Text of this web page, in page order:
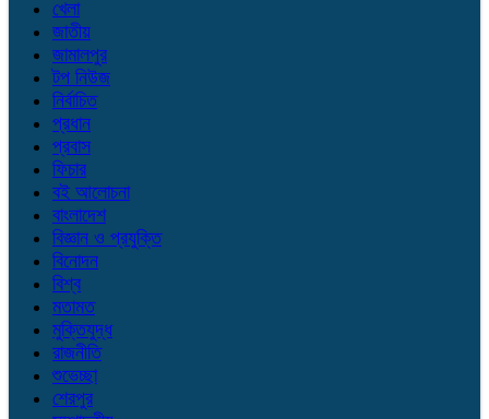
খেলা
জাতীয়
জামালপুর
টপ নিউজ
নির্বাচিত
প্রধান
প্রবাস
ফিচার
বই আলোচনা
বাংলাদেশ
বিজ্ঞান ও প্রযুক্তি
বিনোদন
বিশ্ব
মতামত
মুক্তিযুদ্ধ
রাজনীতি
শুভেচ্ছা
শেরপুর